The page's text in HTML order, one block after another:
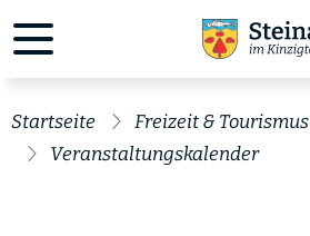
Startseite Freizeit & Tourismus
Veranstaltungskalender